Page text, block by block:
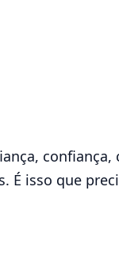
confiança,
É isso que